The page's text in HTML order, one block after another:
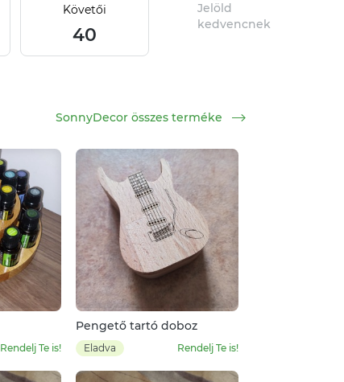
Követői
40
Jelöld
kedvencnek
SonnyDecor összes terméke
Rendelj Te is!
Pengető tartó doboz
Eladva Rendelj Te is!